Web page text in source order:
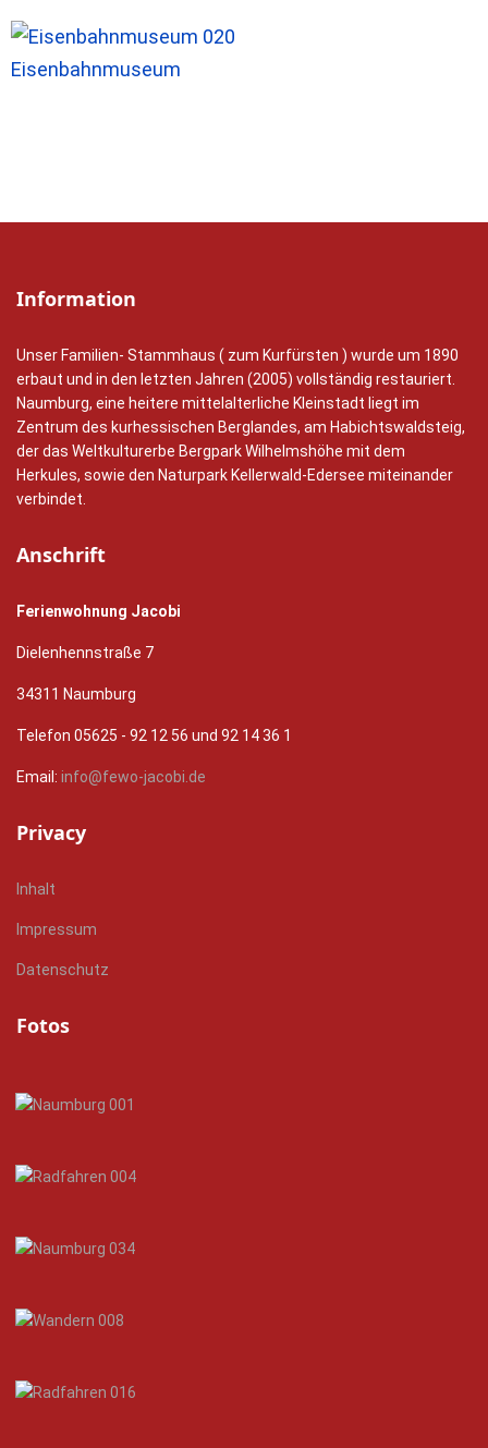
Eisenbahnmuseum
Information
Unser Familien- Stammhaus ( zum Kurfürsten ) wurde um 1890
erbaut und in den letzten Jahren (2005) vollständig restauriert.
Naumburg, eine heitere mittelalterliche Kleinstadt liegt im
Zentrum des kurhessischen Berglandes, am Habichtswaldsteig,
der das Weltkulturerbe Bergpark Wilhelmshöhe mit dem
Herkules, sowie den Naturpark Kellerwald-Edersee miteinander
verbindet.
Anschrift
Ferienwohnung Jacobi
Dielenhennstraße 7
34311 Naumburg
Telefon 05625 - 92 12 56 und 92 14 36 1
Email: info@fewo-jacobi.de
Privacy
Inhalt
Impressum
Datenschutz
Fotos